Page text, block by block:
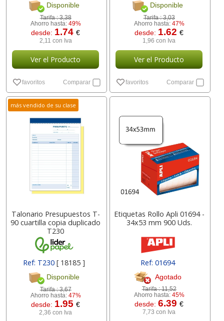
Disponible
Tarifa :3,38
Ahorro hasta: 49%
desde: 1.74€
2,11 con Iva
Ver el Producto
favoritos Comparar
Disponible
Tarifa :3,03
Ahorro hasta: 47%
desde: 1.62€
1,96 con Iva
Ver el Producto
favoritos Comparar
más vendido de su clase
Talonario Presupuestos T-
90 cuartilla copia duplicado
T230
Ref: T230[ 18185 ]
Disponible
Tarifa :3,67
Ahorro hasta: 47%
desde: 1.95€
2,36 con Iva
Etiquetas Rollo Apli 01694 -
34x53 mm 900 Uds.
Ref: 01694
Agotado
Tarifa :11,52
Ahorro hasta: 45%
desde:6.39€
7,73 con Iva